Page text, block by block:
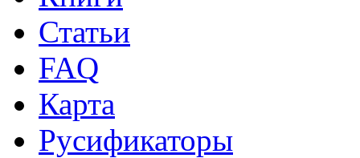
Статьи
FAQ
Карта
Русификаторы